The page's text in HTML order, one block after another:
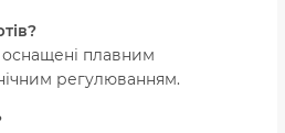
оснащені плавним
регулюванням.